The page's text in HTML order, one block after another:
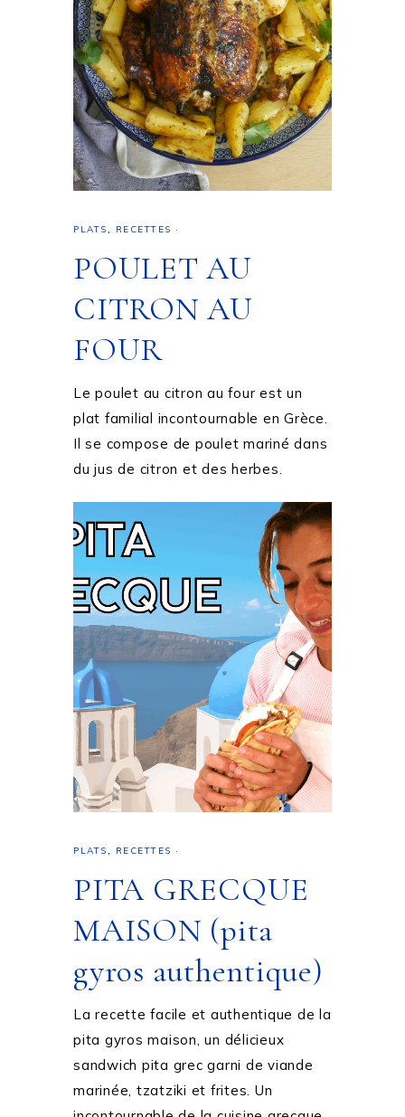
PLATS, RECETTES ·
POULET AU
CITRON AU
FOUR
Le poulet au citron au four est un
plat familial incontournable en Grèce.
Il se compose de poulet mariné dans
du jus de citron et des herbes.
PLATS, RECETTES ·
PITA GRECQUE
MAISON (pita
gyros authentique)
La recette facile et authentique de la
pita gyros maison, un délicieux
sandwich pita grec garni de viande
marinée, tzatziki et frites. Un